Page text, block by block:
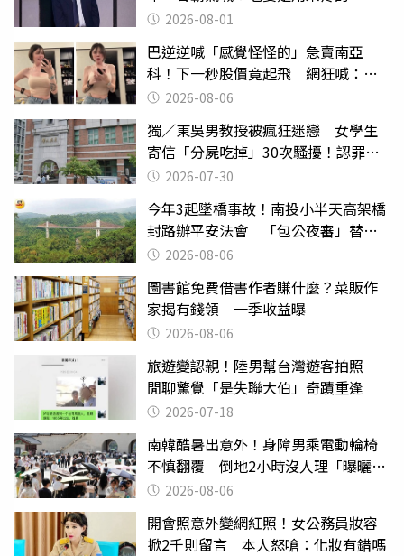
2026-08-01
巴逆逆喊「感覺怪怪的」急賣南亞
科！下一秒股價竟起飛 網狂喊：大V
天龍2026-08-06
獨／東吳男教授被瘋狂迷戀 女學生
寄信「分屍吃掉」30次騷擾！認罪免
關 2026-07-30
今年3起墜橋事故！南投小半天高架橋
封路辦平安法會 「包公夜審」替亡
魂伸冤
2026-08-06
圖書館免費借書作者賺什麼？菜販作
家揭有錢領 一季收益曝
2026-08-06
旅遊變認親！陸男幫台灣遊客拍照
閒聊驚覺「是失聯大伯」奇蹟重逢
2026-07-18
南韓酷暑出意外！身障男乘電動輪椅
不慎翻覆 倒地2小時沒人理「曝曬
亡」2026-08-06
開會照意外變網紅照！女公務員妝容
掀2千則留言 本人怒嗆：化妝有錯嗎